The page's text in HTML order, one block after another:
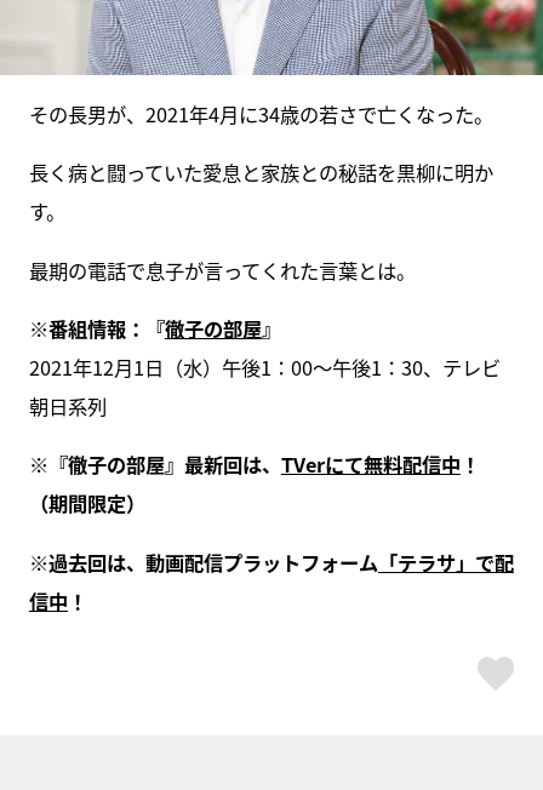
その長男が、2021年4月に34歳の若さで亡くなった。
長く病と闘っていた愛息と家族との秘話を黒柳に明か
す。
最期の電話で息子が言ってくれた言葉とは。
※番組情報：『徹子の部屋』
2021年12月1日（水）午後1：00～午後1：30、テレビ
朝日系列
※『徹子の部屋』最新回は、 TVerにて無料配信中 ！
（期間限定）
※過去回は、動画配信プラットフォーム 「テラサ」で配
信中 ！